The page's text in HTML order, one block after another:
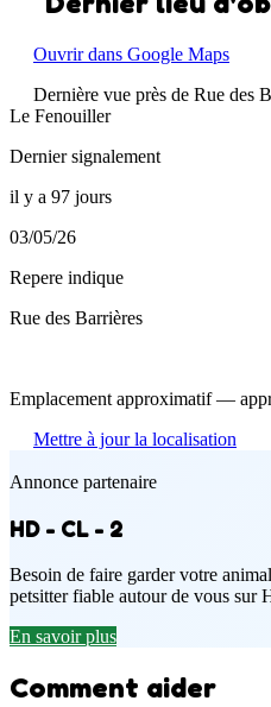
Ouvrir dans Google Maps
Dernière vue près de Rue des
Le Fenouiller
Dernier signalement
il y a 97 jours
03/05/26
Repere indique
Rue des Barrières
Emplacement approximatif —
Mettre à jour la localisation
Annonce partenaire
HD - CL - 2
Besoin de faire garder votre
petsitter fiable autour de vous sur
En savoir plus
Comment aider